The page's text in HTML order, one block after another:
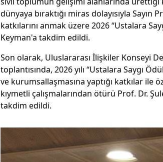
dünyaya bıraktığı miras dolayısıyla
katkılarını anmak üzere 2026 “Ustalara
Keyman'a takdim edildi.
Son olarak, Uluslararası İlişkiler Konseyi
toplantısında, 2026 yılı “Ustalara Saygı
ve kurumsallaşmasına yaptığı katkılar ile
kıymetli çalışmalarından ötürü Prof. Dr.
takdim edildi.